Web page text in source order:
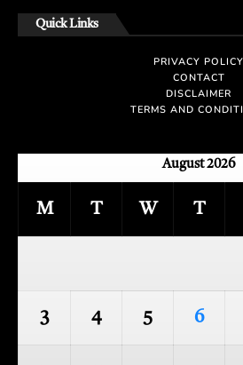
Quick Links
PRIVACY POLICY
CONTACT
DISCLAIMER
TERMS AND
August 2026
M T W T
3 4 5 6